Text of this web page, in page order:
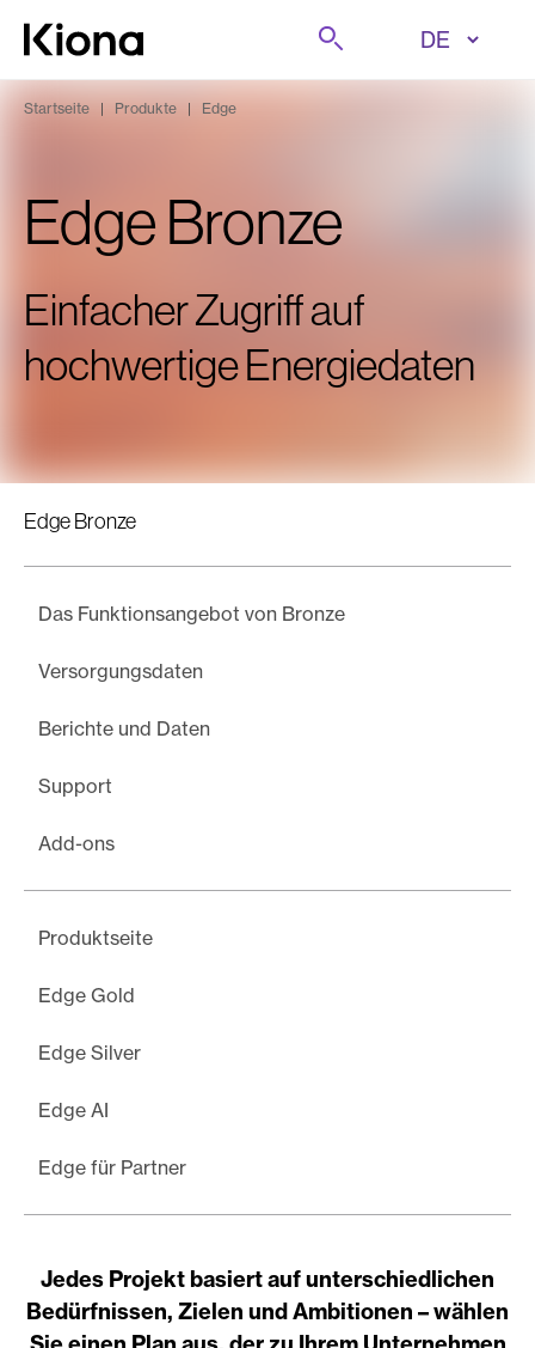
Zum Inhalt wechseln
Zur Homepage wechseln
Suche
Startseite | Produkte | Edge
Edge Bronze
Einfacher Zugriff auf
hochwertige Energiedaten
Edge Bronze
Das Funktionsangebot von Bronze
Versorgungsdaten
Berichte und Daten
Support
Add-ons
Produktseite
Edge Gold
Edge Silver
Edge AI
Edge für Partner
Jedes Projekt basiert auf unterschiedlichen
Bedürfnissen, Zielen und Ambitionen – wählen